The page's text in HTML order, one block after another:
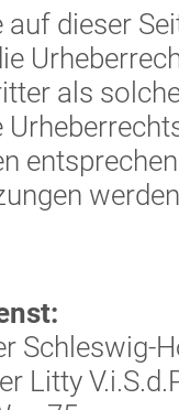
auf dieser
als
Schleswig-
Litty